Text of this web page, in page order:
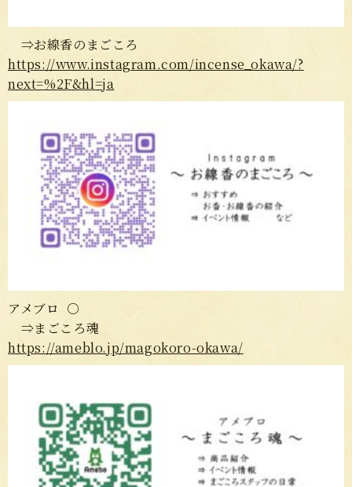
⇒お線香のまごころ
https://www.instagram.com/incense_okawa/?
next=%2F&hl=ja
アメブロ ○
⇒まごころ魂
https://ameblo.jp/magokoro-okawa/